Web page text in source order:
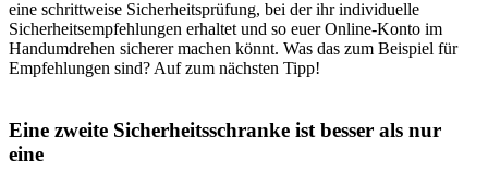
eine schrittweise Sicherheitsprüfung, bei der ihr individuelle
Sicherheitsempfehlungen erhaltet und so euer Online-Konto im
Handumdrehen sicherer machen könnt. Was das zum Beispiel für
Empfehlungen sind? Auf zum nächsten Tipp!
Eine zweite Sicherheitsschranke ist besser als nur
eine